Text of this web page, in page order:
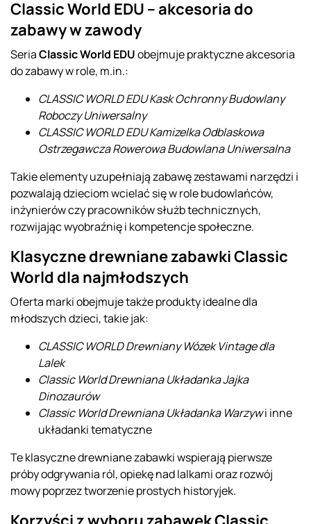
Classic World EDU – akcesoria do
zabawy w zawody
SeriaClassic World EDUobejmuje praktyczne akcesoria
do zabawy w role, m.in.:
CLASSIC WORLD EDU Kask Ochronny Budowlany
Roboczy Uniwersalny
CLASSIC WORLD EDU Kamizelka Odblaskowa
Ostrzegawcza Rowerowa Budowlana Uniwersalna
Takie elementy uzupełniają zabawę zestawami narzędzi i
pozwalają dzieciom wcielać się w role budowlańców,
inżynierów czy pracowników służb technicznych,
rozwijając wyobraźnię i kompetencje społeczne.
Klasyczne drewniane zabawki Classic
World dla najmłodszych
Oferta marki obejmuje także produkty idealne dla
młodszych dzieci, takie jak:
CLASSIC WORLD Drewniany Wózek Vintage dla
Lalek
Classic World Drewniana Układanka Jajka
Dinozaurów
Classic World Drewniana Układanka Warzywi inne
układanki tematyczne
Te klasyczne drewniane zabawki wspierają pierwsze
próby odgrywania ról, opiekę nad lalkami oraz rozwój
mowy poprzez tworzenie prostych historyjek.